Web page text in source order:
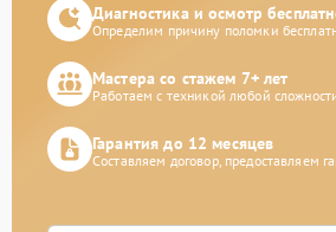
Диагностика и осмотр
Определим причину поломки
Мастера со стажем 7+ лет
Работаем с техникой любой
Гарантия до 12 месяцев
Составляем договор, предоставляем